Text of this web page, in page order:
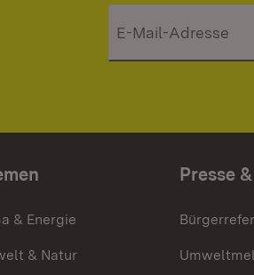
& Energie
& Natur
Presse